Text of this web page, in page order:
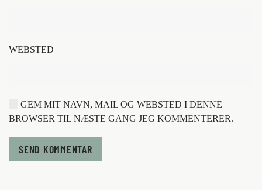
WEBSTED
GEM MIT NAVN, MAIL OG WEBSTED I DENNE
BROWSER TIL NÆSTE GANG JEG KOMMENTERER.
SEND KOMMENTAR